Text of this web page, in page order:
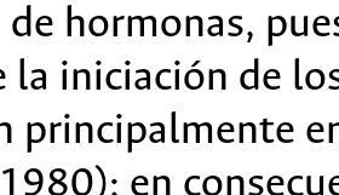
hormonas,
la iniciación de
principalmente
en